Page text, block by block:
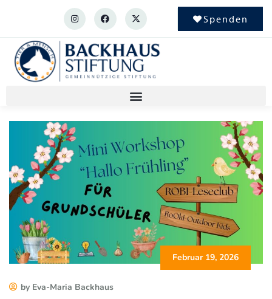
Spenden
Februar 19, 2026
by Eva-Maria Backhaus